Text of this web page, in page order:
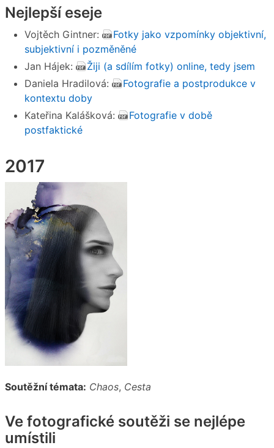
Nejlepší eseje
Vojtěch Gintner:
Fotky jako vzpomínky objektivní,
subjektivní i pozměněné
Jan Hájek:
Žiji (a sdílím fotky) online, tedy jsem
Daniela Hradilová:
Fotografie a postprodukce v
kontextu doby
Kateřina Kalášková:
Fotografie v době
postfaktické
2017
Soutěžní témata: Chaos, Cesta
Ve fotografické soutěži se nejlépe
umístili